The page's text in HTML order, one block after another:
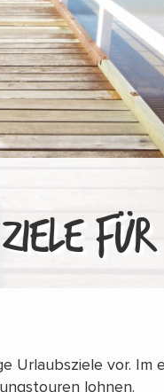
FÜR
Urlaubsziele vor. Im
lohnen.